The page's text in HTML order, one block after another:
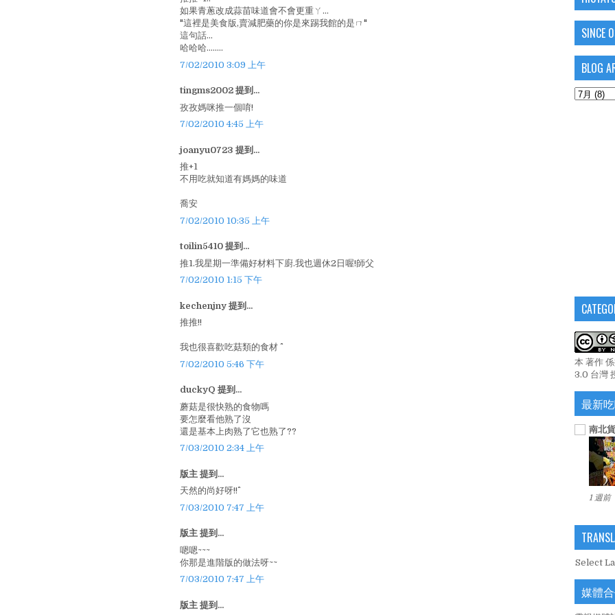
如果青蔥改成蒜苗味道會不會更重ㄚ...
"這裡是美食版,賣減肥藥的你是來踢我館的是ㄇ"
這句話...
哈哈哈........
7/02/2010 3:09 上午
tingms2002 提到...
孜孜媽咪推一個唷!
7/02/2010 4:45 上午
joanyu0723 提到...
推+1
不用吃就知道有媽媽的味道
喬安
7/02/2010 10:35 上午
toilin5410 提到...
推1.我星期一準備好材料下廚.我也週休2日喔!師父
7/02/2010 1:15 下午
kechenjny 提到...
推推!!
我也很喜歡吃菇類的食材 ^^
7/02/2010 5:46 下午
duckyQ 提到...
蘑菇是很快熟的食物嗎
要怎麼看他熟了沒
還是基本上肉熟了它也熟了??
7/03/2010 2:34 上午
版主 提到...
天然的尚好呀!!^^
7/03/2010 7:47 上午
版主 提到...
嗯嗯~~~
你那是進階版的做法呀~~
7/03/2010 7:47 上午
版主 提到...
SINCE
BLOG
本 著作
3.0 台灣
最新
南北
1 週前
Select
媒體